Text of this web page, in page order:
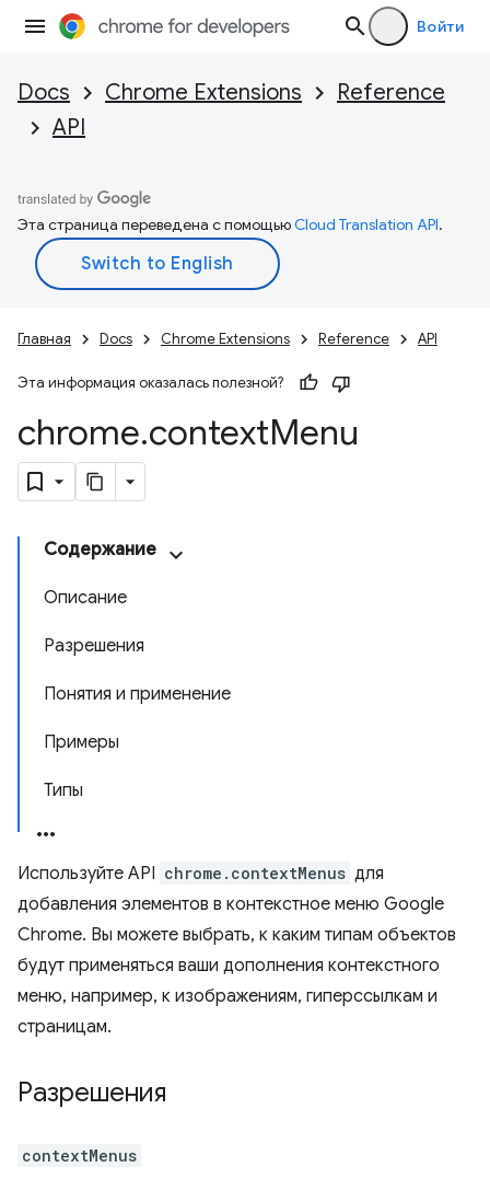
Войти
Docs Chrome Extensions
Reference
API
Эта страница переведена с помощьюCloud Translation API.
Главная Docs Chrome Extensions Reference API
Эта информация оказалась полезной?
chrome.contextMenu
Содержание
Описание
Разрешения
Понятия и применение
Примеры
Типы
Используйте API chrome.contextMenus для
добавления элементов в контекстное меню Google
Chrome. Вы можете выбрать, к каким типам объектов
будут применяться ваши дополнения контекстного
меню, например, к изображениям, гиперссылкам и
страницам.
Разрешения
contextMenus